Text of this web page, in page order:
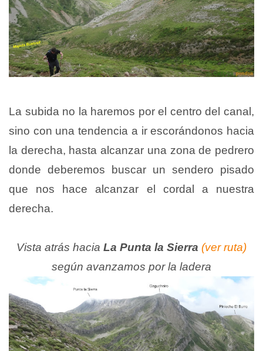
La subida no la haremos por el centro del canal,
sino con una tendencia a ir escorándonos hacia
la derecha, hasta alcanzar una zona de pedrero
donde deberemos buscar un sendero pisado
que nos hace alcanzar el cordal a nuestra
derecha.
Vista atrás hacia La Punta la Sierra (ver ruta)
según avanzamos por la ladera